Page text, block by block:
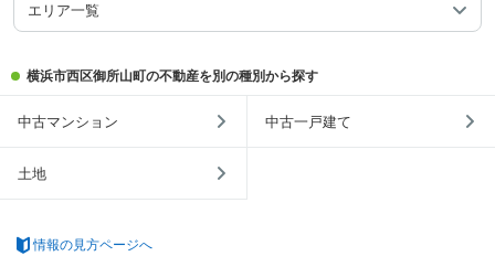
エリア一覧
横浜市西区御所山町の不動産を別の種別から探す
中古マンション 中古一戸建て
土地
情報の見方ページへ